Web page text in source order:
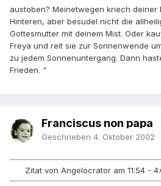
austoben? Meinetwegen kriech deiner
Hinteren, aber besudel nicht die
Gottesmutter mit deinem Mist. Oder
Freya und reit sie zur Sonnenwende
zu jedem Sonnenuntergang. Dann
Frieden. "
Franciscus non papa
Geschrieben 4. Oktober 2002
Zitat von Angelocrator am 11:54 -